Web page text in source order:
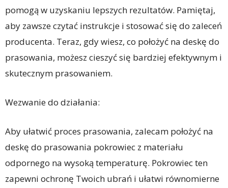
pomogą w uzyskaniu lepszych rezultatów. Pamiętaj,
aby zawsze czytać instrukcje i stosować się do zaleceń
producenta. Teraz, gdy wiesz, co położyć na deskę do
prasowania, możesz cieszyć się bardziej efektywnym i
skutecznym prasowaniem.
Wezwanie do działania:
Aby ułatwić proces prasowania, zalecam położyć na
deskę do prasowania pokrowiec z materiału
odpornego na wysoką temperaturę. Pokrowiec ten
zapewni ochronę Twoich ubrań i ułatwi równomierne